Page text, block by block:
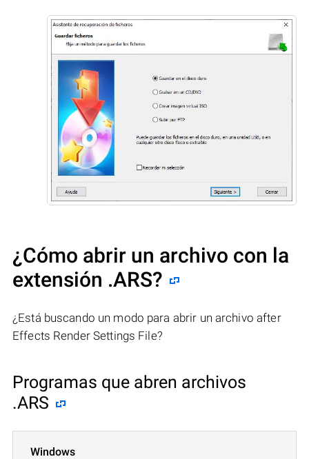
¿Cómo abrir un archivo con la
extensión .ARS?
¿Está buscando un modo para abrir un archivo after
Effects Render Settings File?
Programas que abren archivos
.ARS
Windows